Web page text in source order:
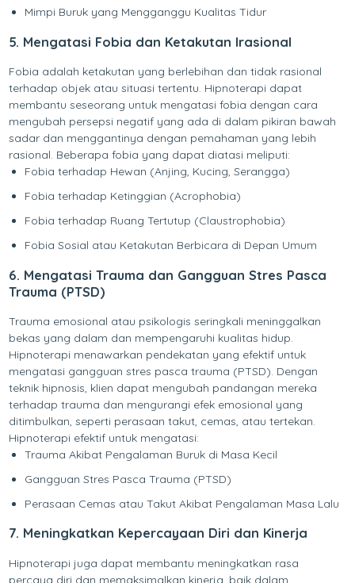
Mimpi Buruk yang Mengganggu Kualitas Tidur
5. Mengatasi Fobia dan Ketakutan Irasional
Fobia adalah ketakutan yang berlebihan dan tidak rasional
terhadap objek atau situasi tertentu. Hipnoterapi dapat
membantu seseorang untuk mengatasi fobia dengan cara
mengubah persepsi negatif yang ada di dalam pikiran bawah
sadar dan menggantinya dengan pemahaman yang lebih
rasional. Beberapa fobia yang dapat diatasi meliputi:
Fobia terhadap Hewan (Anjing, Kucing, Serangga)
Fobia terhadap Ketinggian (Acrophobia)
Fobia terhadap Ruang Tertutup (Claustrophobia)
Fobia Sosial atau Ketakutan Berbicara di Depan Umum
6. Mengatasi Trauma dan Gangguan Stres Pasca
Trauma (PTSD)
Trauma emosional atau psikologis seringkali meninggalkan
bekas yang dalam dan mempengaruhi kualitas hidup.
Hipnoterapi menawarkan pendekatan yang efektif untuk
mengatasi gangguan stres pasca trauma (PTSD). Dengan
teknik hipnosis, klien dapat mengubah pandangan mereka
terhadap trauma dan mengurangi efek emosional yang
ditimbulkan, seperti perasaan takut, cemas, atau tertekan.
Hipnoterapi efektif untuk mengatasi:
Trauma Akibat Pengalaman Buruk di Masa Kecil
Gangguan Stres Pasca Trauma (PTSD)
Perasaan Cemas atau Takut Akibat Pengalaman Masa Lalu
7. Meningkatkan Kepercayaan Diri dan Kinerja
Hipnoterapi juga dapat membantu meningkatkan rasa
percaya diri dan memaksimalkan kinerja, baik dalam